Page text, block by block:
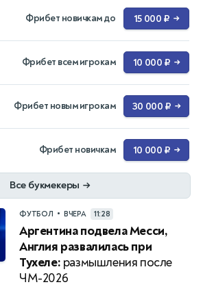
Фрибет новичкам до 15 000 ₽ →
Фрибет всем игрокам 10 000 ₽ →
Фрибет новым игрокам 30 000 ₽ →
Фрибет новичкам 10 000 ₽ →
Все букмекеры →
ФУТБОЛ • ВЧЕРА 11:28
Аргентина подвела Месси,
Англия развалилась при
Тухеле: размышления после
ЧМ-2026